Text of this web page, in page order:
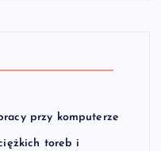
przy komputerze
toreb i